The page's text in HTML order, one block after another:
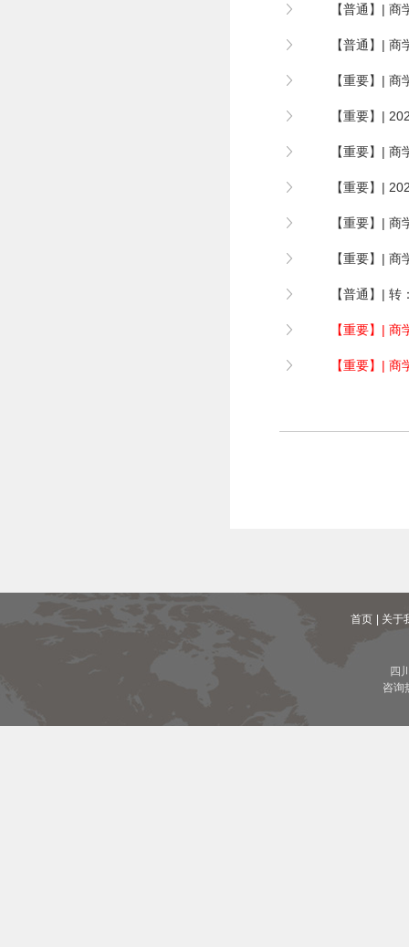
【普通】| 商
【普通】| 商
【重要】| 商
【重要】|
【重要】| 商
【重要】|
【重要】| 商
【重要】| 商
【普通】| 转
【重要】| 商
【重要】| 商
首页 | 关于
四
咨